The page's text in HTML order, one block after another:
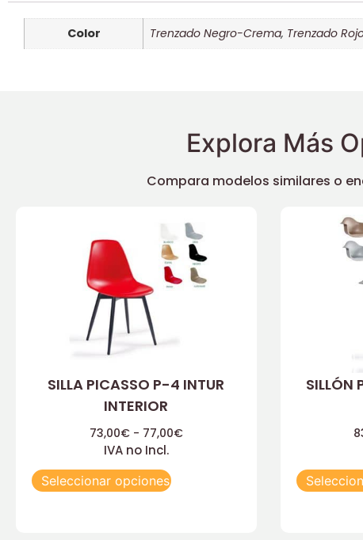
Color Trenzado Negro-Crema, Trenzado
Explora Más
Compara modelos similares o
SILLA PICASSO P-4 INTUR
INTERIOR
73,00€ - 77,00€
IVA no Incl.
Seleccionar opciones
SILLÓN